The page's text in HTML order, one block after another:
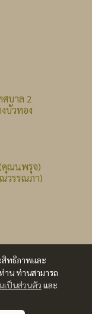
สิทธิภาพและ
าน ท่านสามารถ
เป็นส่วนตัว และ
บาล 2
บัวทอง
คุณนพรุจ)
วรรณภา)